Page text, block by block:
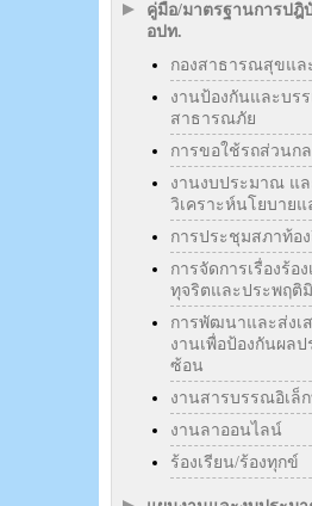
คู่มือ/มาตรฐานการปฎิ
อปท.
กองสาธารณสุขแล
งานป้องกันและบรร
สาธารณภัย
การขอใช้รถส่วนกล
งานงบประมาณ แล
วิเคราะห์นโยบาย
การประชุมสภาท้อ
การจัดการเรื่องร้อ
ทุจริตและประพฤติ
การพัฒนาและส่งเ
งานเพื่อป้องกันผล
ซ้อน
งานสารบรรณอิเล็
งานลาออนไลน์
ร้องเรียน/ร้องทุกข์